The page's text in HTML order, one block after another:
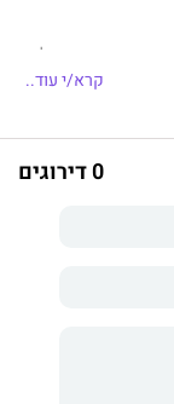
ומסתגר מן העולם
לו מנוחה.
בטירת טיבידו
קטע אחד.
אוהבי
קרא/י עוד..
0 דירוגים